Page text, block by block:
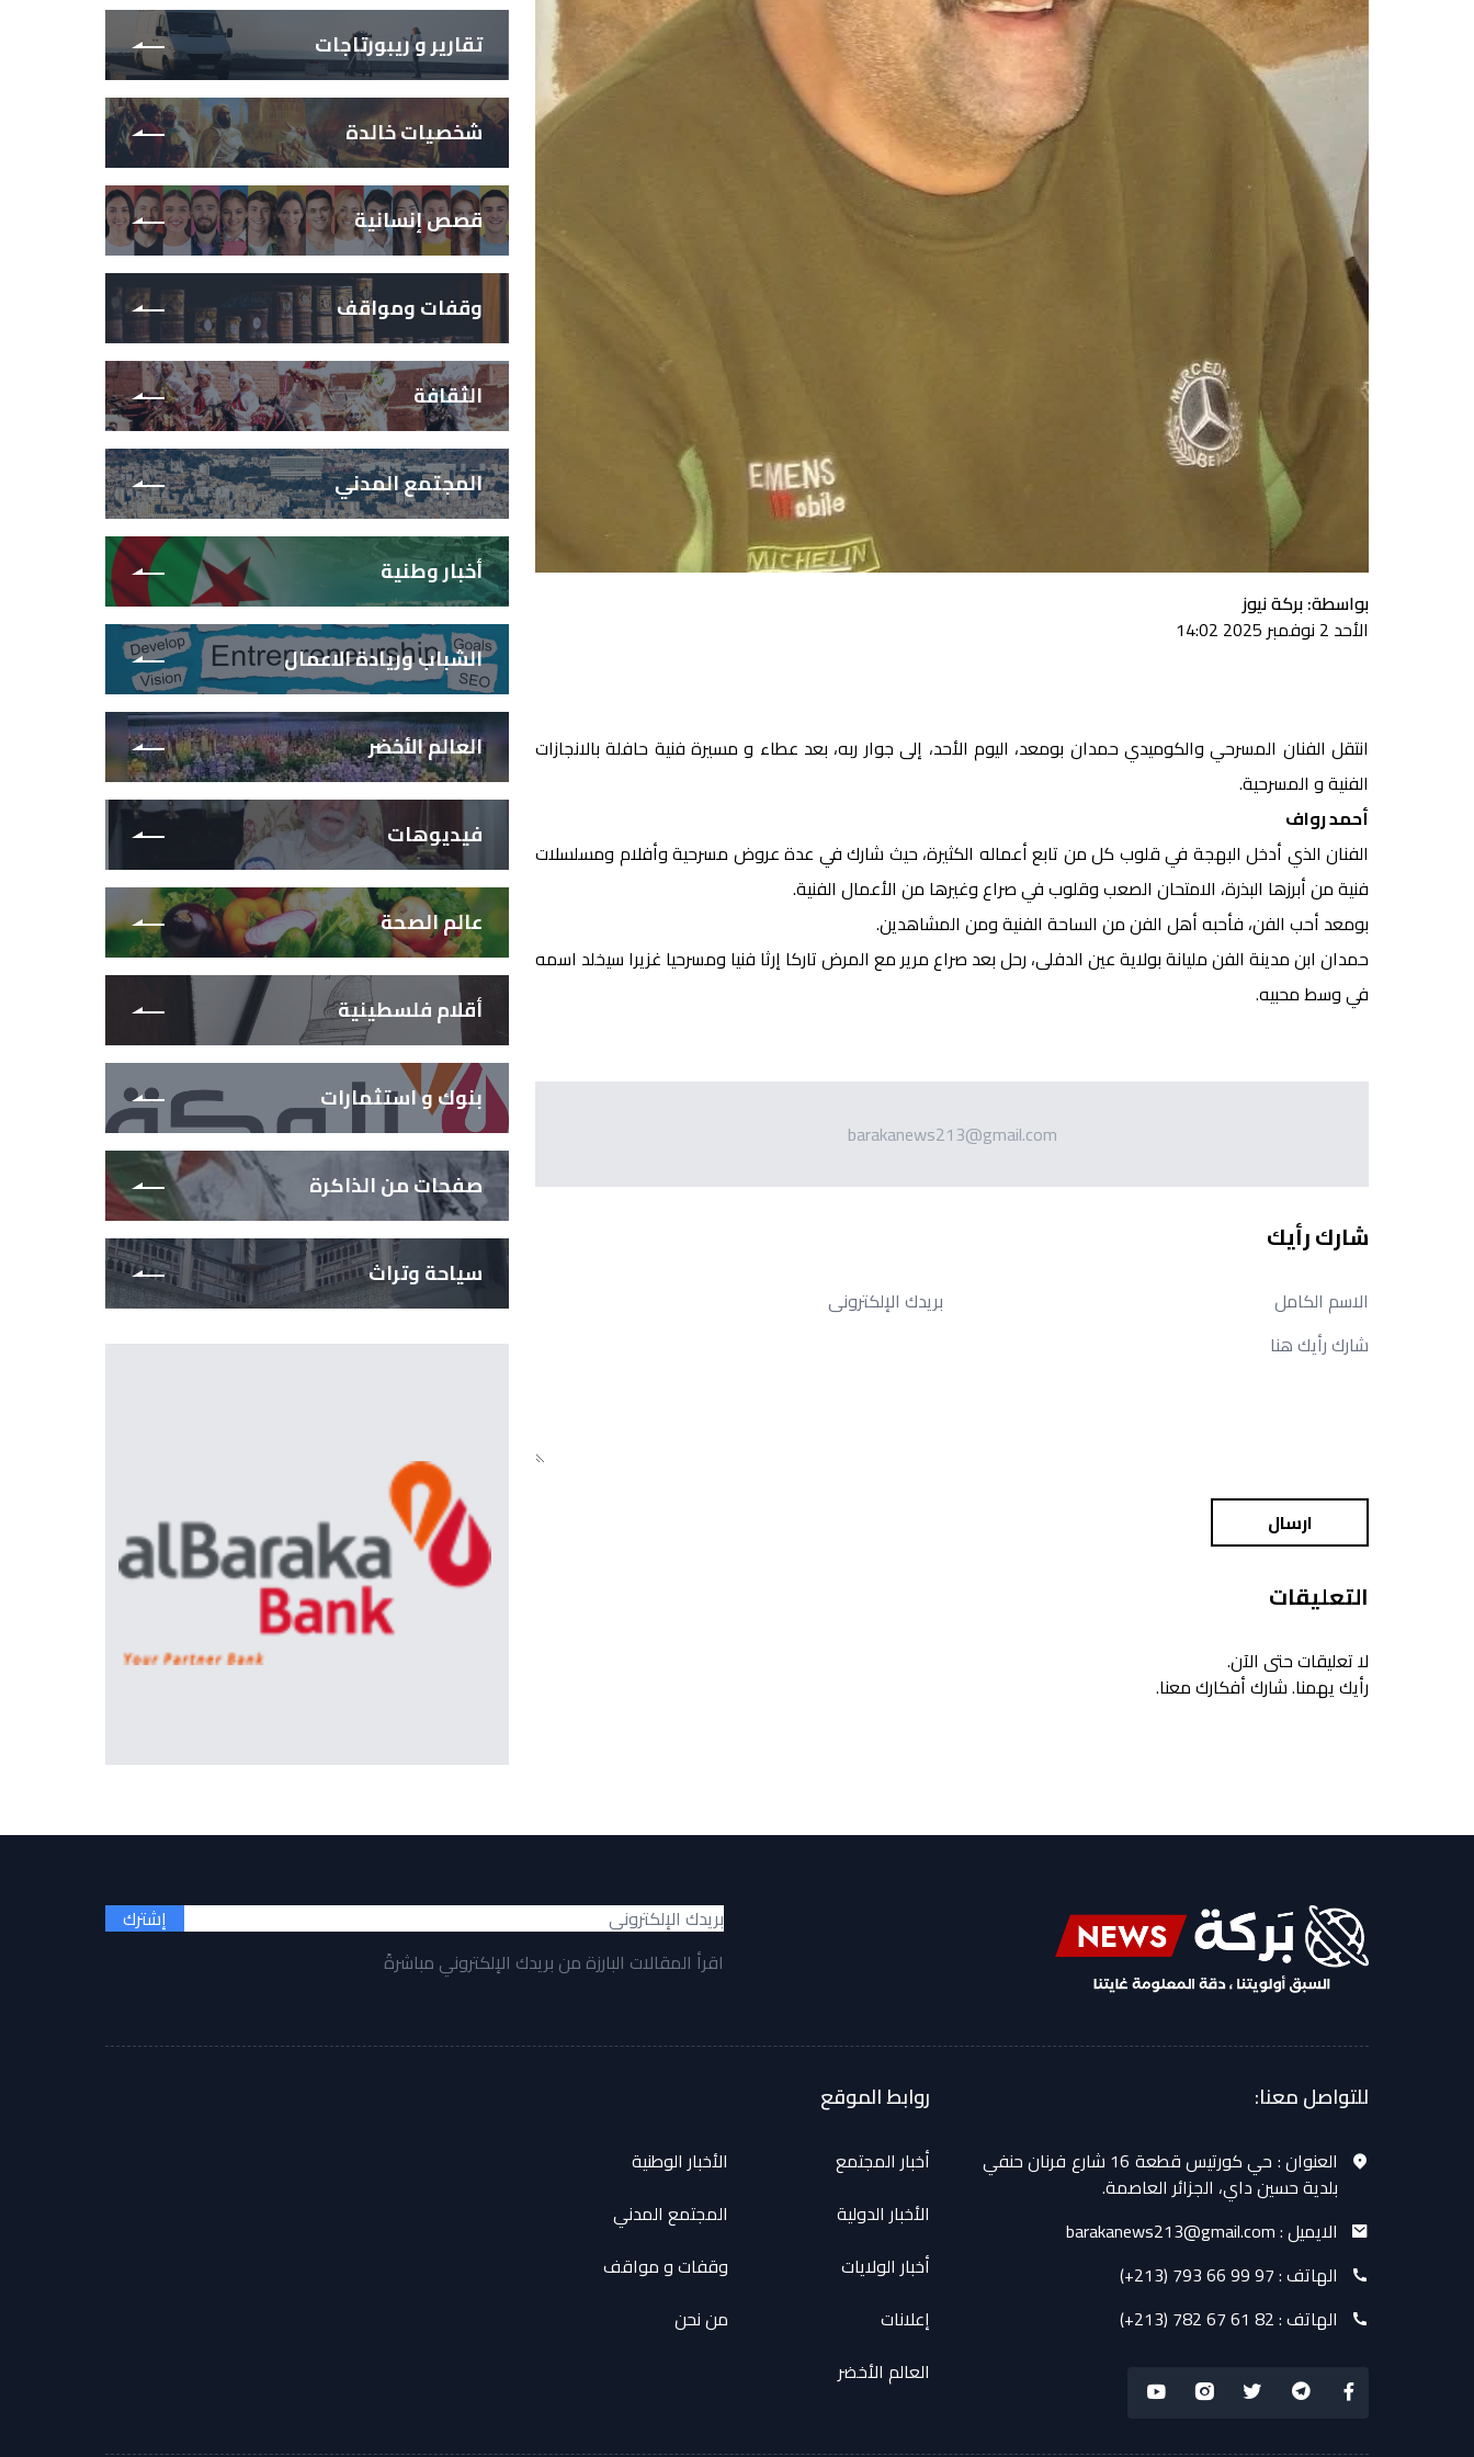
بواسطة: بركة نيوز
الأحد 2 نوفمبر 2025 14:02
انتقل الفنان المسرحي والكوميدي حمدان بومعد، اليوم الأحد، إلى جوار ربه، بعد عطاء و مسيرة فنية حافلة بالانجازات
الفنية و المسرحية.
أحمد رواف
الفنان الذي أدخل البهجة في قلوب كل من تابع أعماله الكثيرة، حيث شارك في عدة عروض مسرحية وأفلام ومسلسلات
فنية من أبرزها البذرة، الامتحان الصعب وقلوب في صراع وغيرها من الأعمال الفنية.
بومعد أحب الفن، فأحبه أهل الفن من الساحة الفنية ومن المشاهدين.
حمدان ابن مدينة الفن مليانة بولاية عين الدفلى، رحل بعد صراع مرير مع المرض تاركا إرثا فنيا ومسرحيا غزيرا سيخلد اسمه
في وسط محبيه.
barakanews213@gmail.com
شارك رأيك
ارسال
التعليقات
لا تعليقات حتى الآن.
رأيك يهمنا. شارك أفكارك معنا.
تقارير و ريبورتاجات
شخصيات خالدة
قصص إنسانية
وقفات ومواقف
الثقافة
المجتمع المدني
أخبار وطنية
الشباب وريادة الاعمال
العالم الأخضر
فيديوهات
عالم الصحة
أقلام فلسطينية
بنوك و استثمارات
صفحات من الذاكرة
سياحة وتراث
إشترك
اقرأ المقالات البارزة من بريدك الإلكتروني مباشرةً
للتواصل معنا:
العنوان :
حي كورتيس قطعة 16 شارع فرنان حنفي
بلدية حسين داي، الجزائر العاصمة.
الايميل :barakanews213@gmail.com
الهاتف :(+213) 793 66 99 97
الهاتف :(+213) 782 67 61 82
روابط الموقع
أخبار المجتمع
الأخبار الوطنية
الأخبار الدولية
المجتمع المدني
أخبار الولايات
وقفات و مواقف
إعلانات
من نحن
العالم الأخضر